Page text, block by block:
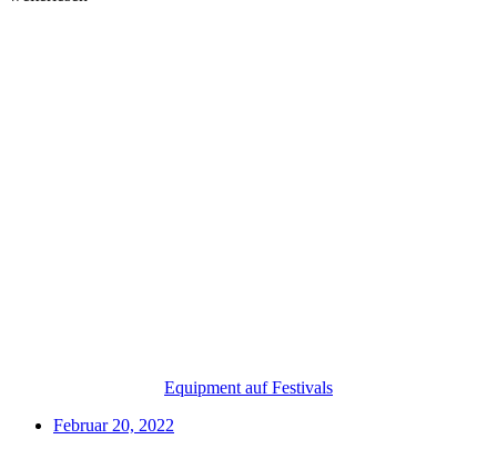
Equipment auf Festivals
Februar 20, 2022